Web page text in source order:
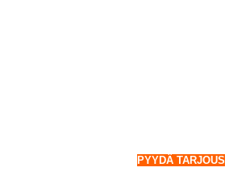
PYYDÄ TARJOUS